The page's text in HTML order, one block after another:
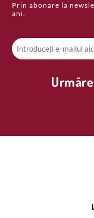
Prin abonare la
ani.